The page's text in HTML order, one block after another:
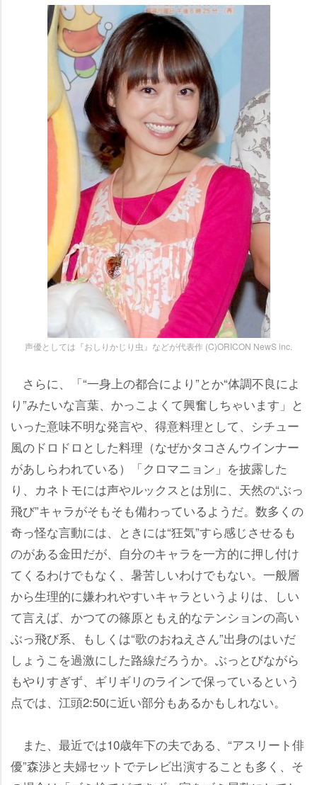
声優としては『おしりかじり虫』などが代表作 (C)ORICON NewS inc.
さらに、「“一身上の都合により”とか“体調不良によ
り”みたいな言葉、かっこよくて興奮しちゃいます」と
いった意味不明な発言や、得意料理として、シチュー
風のドロドロとした料理（なぜかタコさんウインナー
があしらわれている）「クロマニョン」を披露した
り、カネトモには声やルックスとは別に、天然の“ぶっ
飛び”キャラがそもそも備わっているようだ。数多くの
奇っ怪な言動には、ときには“狂気”すら感じさせるも
のがある金田だが、自分のキャラを一方的に押し付け
てくるわけでもなく、暑苦しいわけでもない。一般層
から生理的に嫌われやすいキャラというよりは、しい
て言えば、かつての篠原ともえ的なテンションの高い
ぶっ飛び系、もしくは“歌のおねえさん”出身のはいだ
しょうこを過激にした路線だろうか。ぶっとびながら
もやりすぎず、ギリギリのラインで保っているという
点では、江頭2:50に近い部分もあるかもしれない。
また、最近では10歳年下の夫である、“アスリート俳
優”森渉と夫婦セットでテレビ出演することも多く、そ